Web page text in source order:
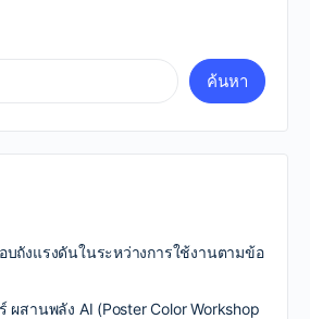
ค้นหา
บถังแรงดันในระหว่างการใช้งานตามข้อ
ผสานพลัง AI (Poster Color Workshop